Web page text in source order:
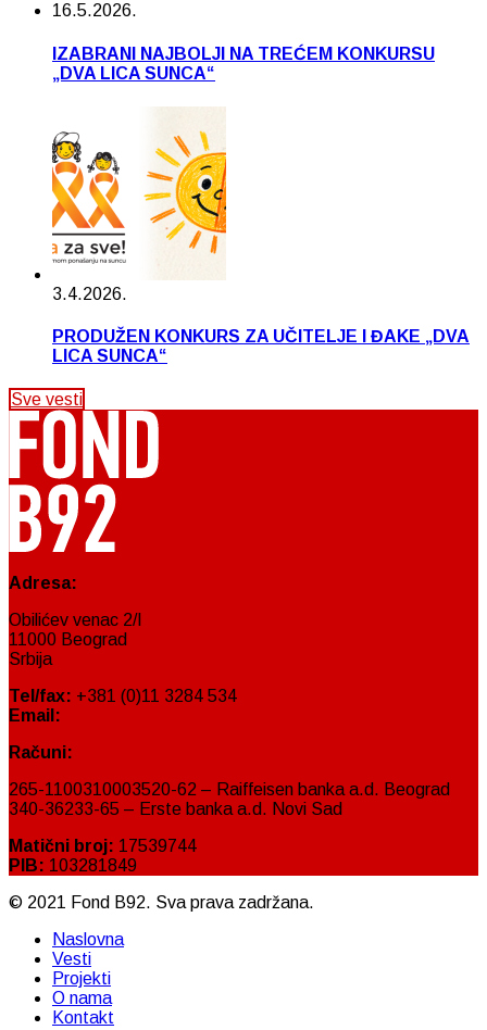
16.5.2026.
IZABRANI NAJBOLJI NA TREĆEM KONKURSU
„DVA LICA SUNCA“
3.4.2026.
PRODUŽEN KONKURS ZA UČITELJE I ĐAKE „DVA
LICA SUNCA“
Sve vesti
Adresa:
Obilićev venac 2/I
11000 Beograd
Srbija
Tel/fax: +381 (0)11 3284 534
Email:
Računi:
265-1100310003520-62 – Raiffeisen banka a.d. Beograd
340-36233-65 – Erste banka a.d. Novi Sad
Matični broj: 17539744
PIB: 103281849
© 2021 Fond B92. Sva prava zadržana.
Naslovna
Vesti
Projekti
O nama
Kontakt